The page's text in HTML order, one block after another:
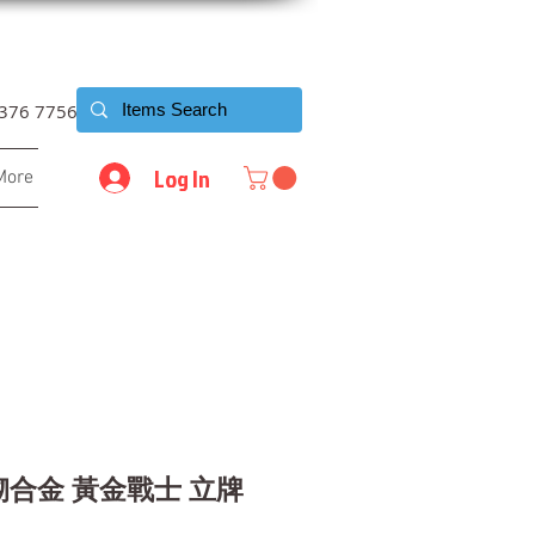
7756
Log In
金 黃金戰士 立牌